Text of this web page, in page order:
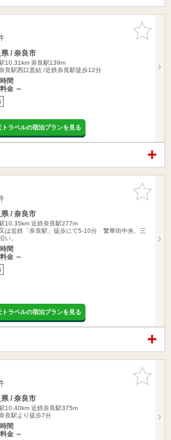
お気に入
りに追加
/ 奈良市
10.31km 奈良駅139m
奈良駅西口直結 /近鉄奈良駅徒歩12分
間
金 ～
トラベルの宿泊プランを見る
お気に入
りに追加
/ 奈良市
10.35km 近鉄奈良駅277m
又は近鉄「奈良駅」徒歩にて5-10分 繁華街中央、三
い。
間
金 ～
トラベルの宿泊プランを見る
お気に入
りに追加
/ 奈良市
10.40km 近鉄奈良駅375m
良駅より徒歩7分
間
金 ～